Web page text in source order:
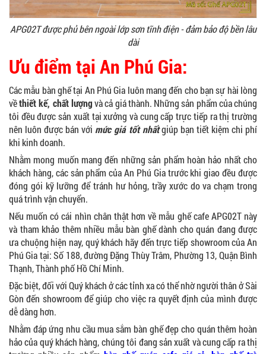
APG02T được phủ bên ngoài lớp sơn tĩnh điện - đảm bảo độ bền lâu
dài
Ưu điểm tại An Phú Gia:
Các mẫu bàn ghế tại An Phú Gia luôn mang đến cho bạn sự hài lòng
vềthiết kế, chất lượngvà cả giá thành. Những sản phẩm của chúng
tôi đều được sản xuất tại xưởng và cung cấp trực tiếp ra thị trường
nên luôn được bán với mức giá tốt nhấtgiúp bạn tiết kiệm chi phí
khi kinh doanh.
Nhằm mong muốn mang đến những sản phẩm hoàn hảo nhất cho
khách hàng, các sản phẩm của An Phú Gia trước khi giao đều được
đóng gói kỹ lưỡng để tránh hư hỏng, trầy xước do va chạm trong
quá trình vận chuyển.
Nếu muốn có cái nhìn chân thật hơn về mẫu ghế cafe APG02T này
và tham khảo thêm nhiều mẫu bàn ghế dành cho quán đang được
ưa chuộng hiện nay, quý khách hãy đến trực tiếp showroom của An
Phú Gia tại: Số 188, đường Đặng Thùy Trâm, Phường 13, Quận Bình
Thạnh, Thành phố Hồ Chí Minh.
Đặc biệt, đối với Quý khách ở các tỉnh xa có thể nhờ người thân ở Sài
Gòn đến showroom để giúp cho việc ra quyết định của mình được
dễ dàng hơn.
Nhằm đáp ứng nhu cầu mua sắm bàn ghế đẹp cho quán thêm hoàn
hảo của quý khách hàng, chúng tôi đang sản xuất và cung cấp ra thị